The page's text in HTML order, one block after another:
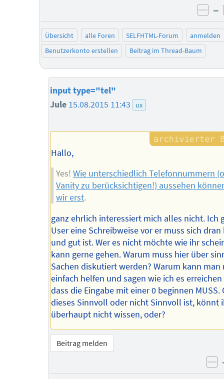
–
Übersicht alle Foren SELFHTML-Forum
anmelden
Benutzerkonto erstellen
Beitrag im Thread-Baum
input type="tel"
Jule 15.08.2015 11:43 ux
Hallo,
Yes! Wie unterschiedlich Telefonnummern
Vanity zu berücksichtigen!) aussehen
wir erst.
ganz ehrlich interessiert mich alles nicht. Ich
User eine Schreibweise vor er muss sich
und gut ist. Wer es nicht möchte wie ihr
kann gerne gehen. Warum muss hier über
Sachen diskutiert werden? Warum kann
einfach helfen und sagen wie ich es
dass die Eingabe mit einer 0 beginnen MUSS.
dieses Sinnvoll oder nicht Sinnvoll ist, könnt
überhaupt nicht wissen, oder?
Beitrag melden